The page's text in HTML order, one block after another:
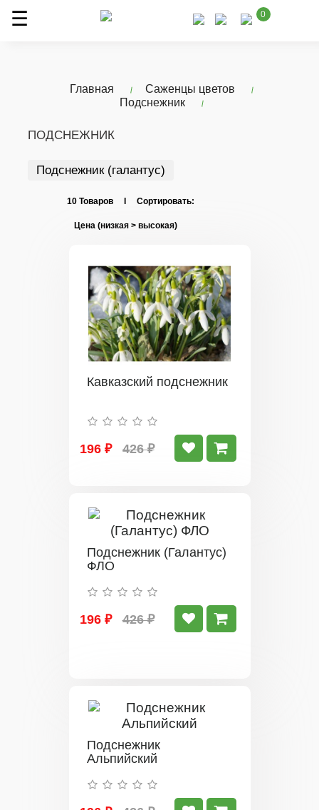
0
Главная
Саженцы цветов
Подснежник
ПОДСНЕЖНИК
Подснежник (галантус)
10 Товаров I Сортировать:
Кавказский подснежник
196 ₽ 426 ₽
Подснежник (Галантус)
ФЛО
196 ₽ 426 ₽
Подснежник
Альпийский